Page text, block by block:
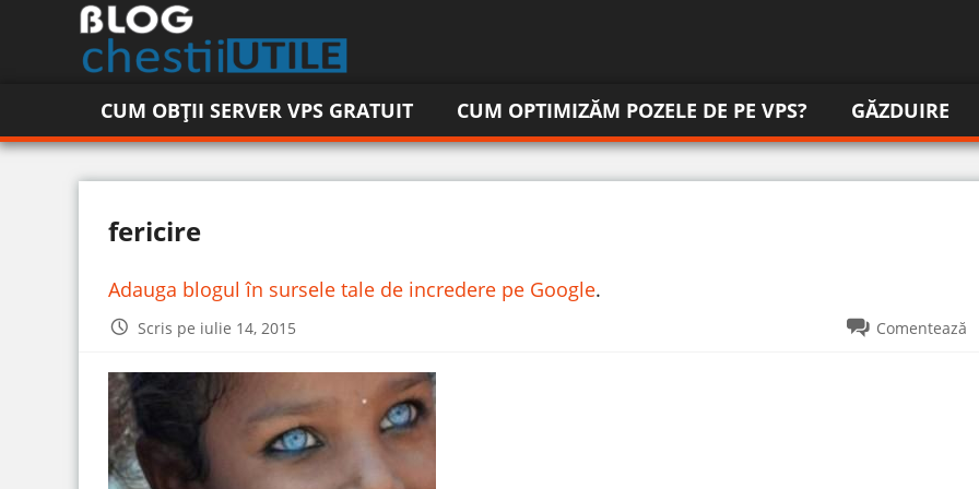
CUM OBȚII SERVER VPS GRATUIT CUM OPTIMIZĂM POZELE DE PE VPS? GĂZDUIRE
fericire
Adauga blogul în sursele tale de incredere pe Google.
Scris pe iulie 14, 2015 Comentează